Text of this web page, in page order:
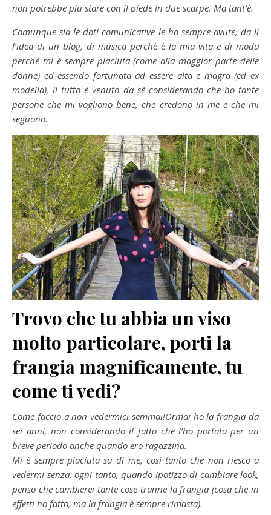
non potrebbe più stare con il piede in due scarpe. Ma tant’è.
Comunque sia le doti comunicative le ho sempre avute; da lì
l’idea di un blog, di musica perchè è la mia vita e di moda
perchè mi è sempre piaciuta (come alla maggior parte delle
donne) ed essendo fortunata ad essere alta e magra (ed ex
modella), il tutto è venuto da sé considerando che ho tante
persone che mi vogliono bene, che credono in me e che mi
seguono.
Trovo che tu abbia un viso
molto particolare, porti la
frangia magnificamente, tu
come ti vedi?
Come faccio a non vedermici semmai!Ormai ho la frangia da
sei anni, non considerando il fatto che l’ho portata per un
breve periodo anche quando ero ragazzina.
Mi è sempre piaciuta su di me, così tanto che non riesco a
vedermi senza; ogni tanto, quando ipotizzo di cambiare look,
penso che cambierei tante cose tranne la frangia (cosa che in
effetti ho fatto, ma la frangia è sempre rimasta).